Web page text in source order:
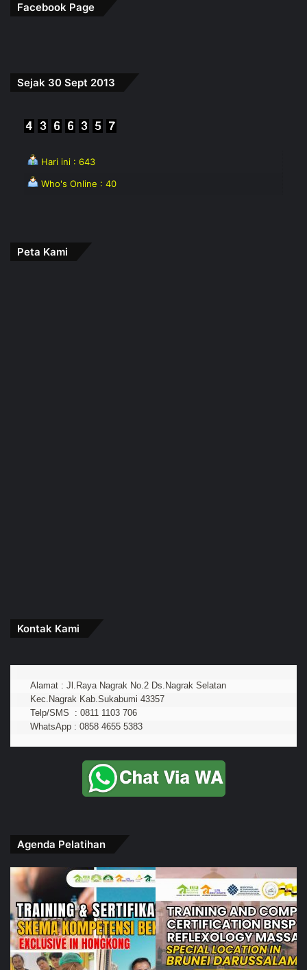
Facebook Page
Sejak 30 Sept 2013
Hari ini : 643
Who's Online : 40
Peta Kami
Kontak Kami
Alamat : Jl.Raya Nagrak No.2 Ds.Nagrak Selatan
Kec.Nagrak Kab.Sukabumi 43357
Telp/SMS  : 0811 1103 706
WhatsApp : 0858 4655 5383
Agenda Pelatihan